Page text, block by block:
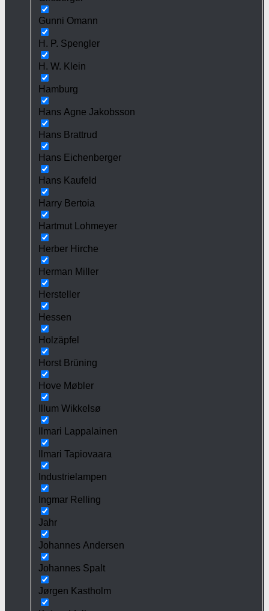
Gunni Omann
H. P. Spengler
H. W. Klein
Hamburg
Hans Agne Jakobsson
Hans Brattrud
Hans Eichenberger
Hans Kaufeld
Harry Bertoia
Hartmut Lohmeyer
Herber Hirche
Herman Miller
Hersteller
Hessen
Holzäpfel
Horst Brüning
Hove Møbler
Illum Wikkelsø
Ilmari Lappalainen
Ilmari Tapiovaara
Industrielampen
Ingmar Relling
Jahr
Johannes Andersen
Johannes Spalt
Jørgen Kastholm